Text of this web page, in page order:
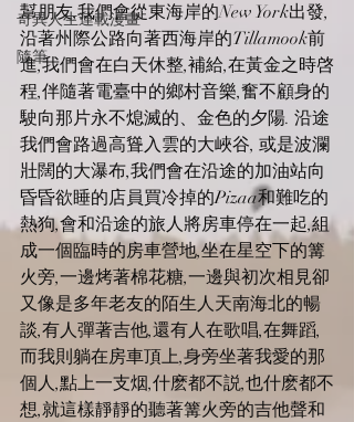
奇異人生連載漫畫
隨筆
幫朋友,我們會從東海岸的New York出發,
沿著州際公路向著西海岸的Tillamook前
進,我們會在白天休整,補給,在黃金之時啓
程,伴隨著電臺中的鄉村音樂,奮不顧身的
駛向那片永不熄滅的、金色的夕陽. 沿途
我們會路過高聳入雲的大峽谷, 或是波瀾
壯闊的大瀑布,我們會在沿途的加油站向
昏昏欲睡的店員買冷掉的Pizaa和難吃的
熱狗,會和沿途的旅人將房車停在一起,組
成一個臨時的房車營地,坐在星空下的篝
火旁,一邊烤著棉花糖,一邊與初次相見卻
又像是多年老友的陌生人天南海北的暢
談,有人彈著吉他,還有人在歌唱,在舞蹈,
而我則躺在房車頂上,身旁坐著我愛的那
個人,點上一支烟,什麽都不説,也什麽都不
想,就這樣靜靜的聽著篝火旁的吉他聲和